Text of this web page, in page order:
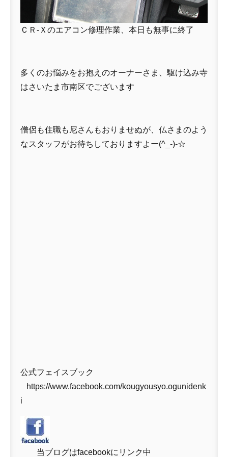
ＣＲ-Ｘのエアコン修理作業、本日も無事に終了
多くのお悩みをお抱えのオーナーさま、駆け込み寺
はさいたま市南区でございます
僧侶も住職も尼さんもおりませぬが、仏さまのよう
なスタッフがお待ちしておりますよー(^_-)-☆
公式フェイスブック
https://www.facebook.com/kougyousyo.ogunidenk
i
当ブログはfacebookにリンク中